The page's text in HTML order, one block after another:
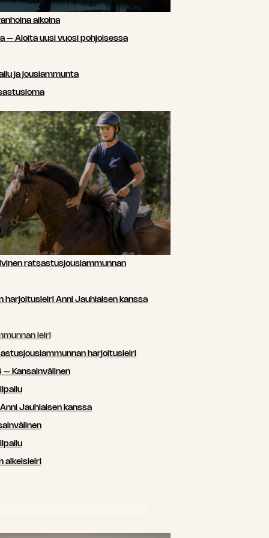
aikoina
– Aloita uusi vuosi pohjoisessa
ja jousiammunta
ratsastusjousiammunnan
harjoitusleiri Anni Jauhiaisen kanssa
leiri
harjoitusleiri
Kansainvälinen
Jauhiaisen kanssa
alkeisleiri